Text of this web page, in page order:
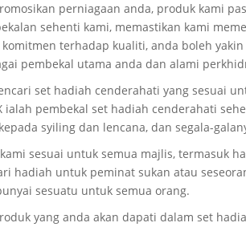
perniagaan anda, produk kami
sehenti kami, memastikan kami
terhadap kualiti, anda boleh
pembekal utama anda dan alami
set hadiah cenderahati yang sesuai
ialah pembekal set hadiah cenderahati
syiling dan lencana, dan segala-
sesuai untuk semua majlis, termasuk
hadiah untuk peminat sukan atau
sesuatu untuk semua orang.
yang anda akan dapati dalam set